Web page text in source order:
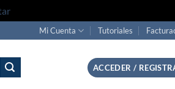
Mi Cuenta Tutoriales
ACCEDER /